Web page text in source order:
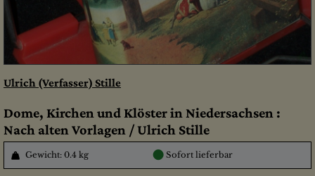
Ulrich (Verfasser) Stille
Dome, Kirchen und Klöster in Niedersachsen :
Nach alten Vorlagen / Ulrich Stille
Gewicht: 0.4 kg ● Sofort lieferbar